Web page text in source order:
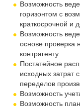
Возможность
горизонтом с
краткосрочной и
Возможность
основе
контрагенту.
Постатейное
исходных затрат
переделов
Возможность
Возможность